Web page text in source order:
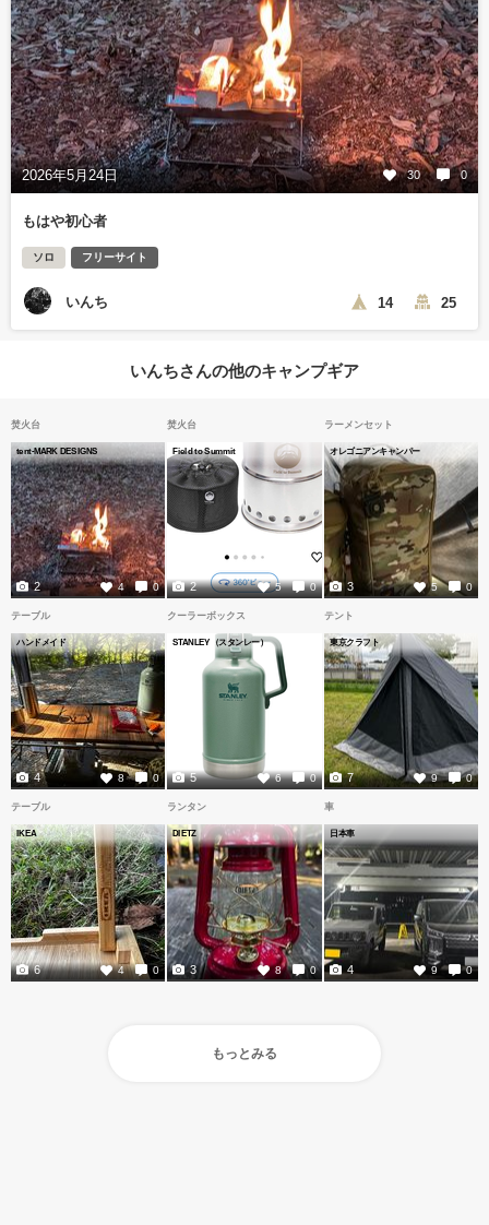
2026年5月24日 30 0
もはや初心者
ソロ フリーサイト
いんち 14 25
いんちさんの他のキャンプギア
焚火台
tent-MARK DESIGNS
4 0
2
焚火台
Field to Summit
5 0
2
ラーメンセット
オレゴニアンキャンパー
5 0
3
テーブル
ハンドメイド
8 0
4
クーラーボックス
STANLEY（スタンレー）
6 0
5
テント
東京クラフト
9 0
7
テーブル
IKEA
4 0
6
ランタン
DIETZ
8 0
3
車
日本車
9 0
4
もっとみる